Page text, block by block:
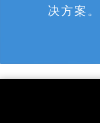
决方案。